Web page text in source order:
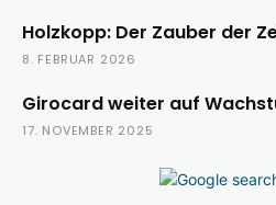
Holzkopp: Der Zauber der
8. FEBRUAR 2026
Girocard weiter auf
17. NOVEMBER 2025